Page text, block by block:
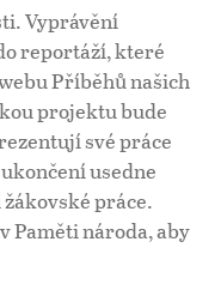
Vyprávění
reportáží, které
Příběhů našich
projektu bude
své práce
usedne
práce.
Paměti národa, aby